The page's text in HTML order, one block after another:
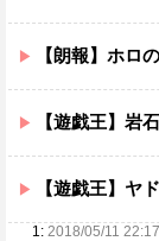
【朗報】ホロの王ぺこ
【遊戯王】岩
【遊戯王】ヤ
1: 2018/05/11